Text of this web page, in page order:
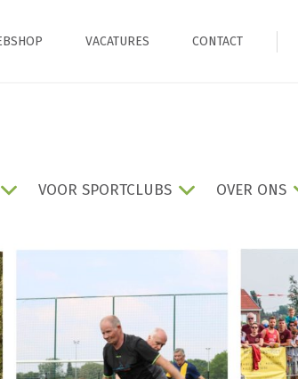
VACATURES CONTACT
VOOR SPORTCLUBS OVER ONS